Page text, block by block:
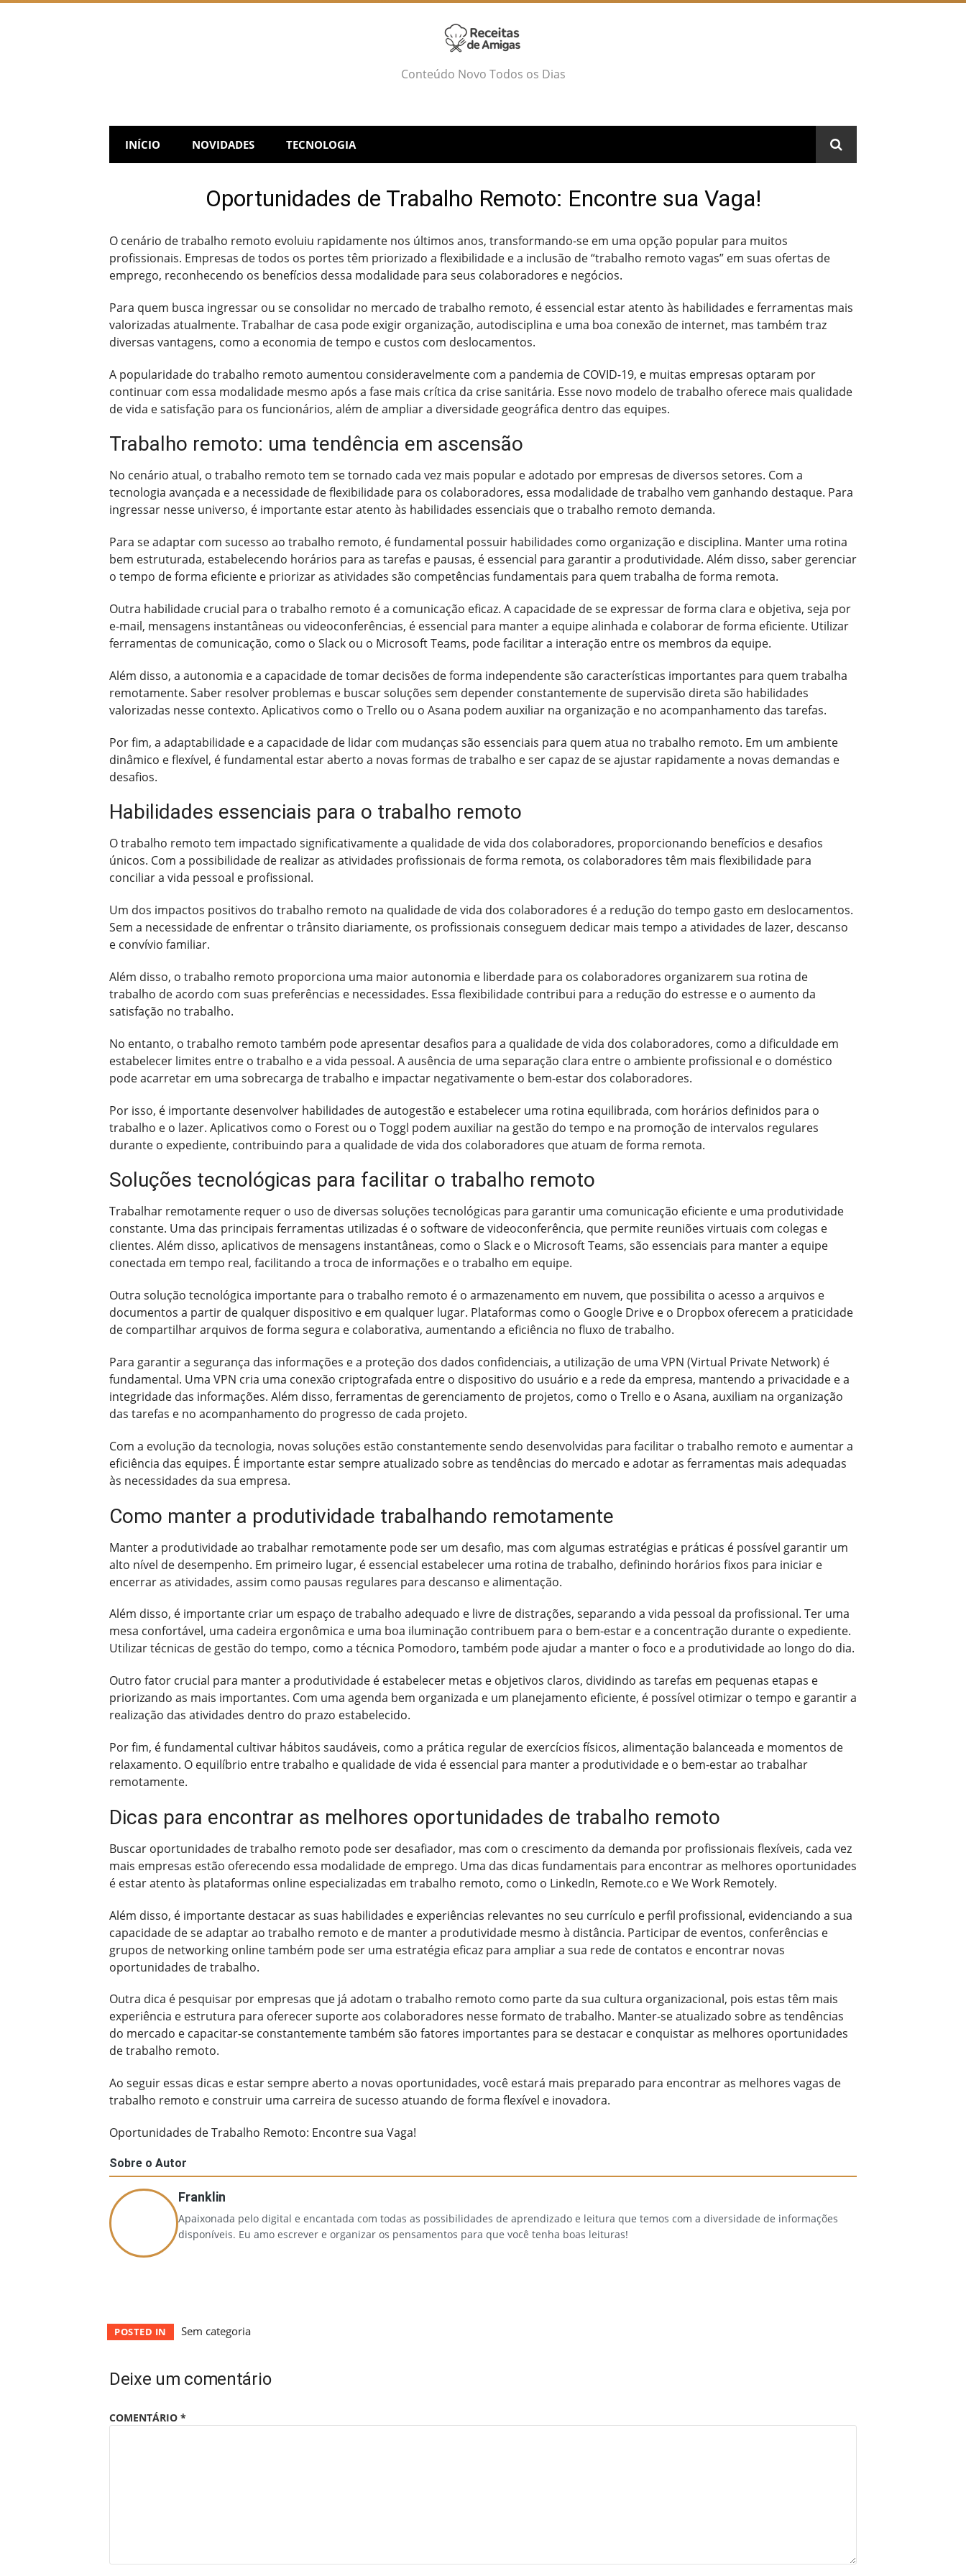
Skip
Conteúdo Novo Todos os Dias
INÍCIO NOVIDADES TECNOLOGIA
Oportunidades de Trabalho Remoto: Encontre sua Vaga!
O cenário de trabalho remoto evoluiu rapidamente nos últimos anos, transformando-se em uma opção popular para muitos
profissionais. Empresas de todos os portes têm priorizado a flexibilidade e a inclusão de “trabalho remoto vagas” em suas ofertas de
emprego, reconhecendo os benefícios dessa modalidade para seus colaboradores e negócios.
Para quem busca ingressar ou se consolidar no mercado de trabalho remoto, é essencial estar atento às habilidades e ferramentas mais
valorizadas atualmente. Trabalhar de casa pode exigir organização, autodisciplina e uma boa conexão de internet, mas também traz
diversas vantagens, como a economia de tempo e custos com deslocamentos.
A popularidade do trabalho remoto aumentou consideravelmente com a pandemia de COVID-19, e muitas empresas optaram por
continuar com essa modalidade mesmo após a fase mais crítica da crise sanitária. Esse novo modelo de trabalho oferece mais qualidade
de vida e satisfação para os funcionários, além de ampliar a diversidade geográfica dentro das equipes.
Trabalho remoto: uma tendência em ascensão
No cenário atual, o trabalho remoto tem se tornado cada vez mais popular e adotado por empresas de diversos setores. Com a
tecnologia avançada e a necessidade de flexibilidade para os colaboradores, essa modalidade de trabalho vem ganhando destaque. Para
ingressar nesse universo, é importante estar atento às habilidades essenciais que o trabalho remoto demanda.
Para se adaptar com sucesso ao trabalho remoto, é fundamental possuir habilidades como organização e disciplina. Manter uma rotina
bem estruturada, estabelecendo horários para as tarefas e pausas, é essencial para garantir a produtividade. Além disso, saber gerenciar
o tempo de forma eficiente e priorizar as atividades são competências fundamentais para quem trabalha de forma remota.
Outra habilidade crucial para o trabalho remoto é a comunicação eficaz. A capacidade de se expressar de forma clara e objetiva, seja por
e-mail, mensagens instantâneas ou videoconferências, é essencial para manter a equipe alinhada e colaborar de forma eficiente. Utilizar
ferramentas de comunicação, como o Slack ou o Microsoft Teams, pode facilitar a interação entre os membros da equipe.
Além disso, a autonomia e a capacidade de tomar decisões de forma independente são características importantes para quem trabalha
remotamente. Saber resolver problemas e buscar soluções sem depender constantemente de supervisão direta são habilidades
valorizadas nesse contexto. Aplicativos como o Trello ou o Asana podem auxiliar na organização e no acompanhamento das tarefas.
Por fim, a adaptabilidade e a capacidade de lidar com mudanças são essenciais para quem atua no trabalho remoto. Em um ambiente
dinâmico e flexível, é fundamental estar aberto a novas formas de trabalho e ser capaz de se ajustar rapidamente a novas demandas e
desafios.
Habilidades essenciais para o trabalho remoto
O trabalho remoto tem impactado significativamente a qualidade de vida dos colaboradores, proporcionando benefícios e desafios
únicos. Com a possibilidade de realizar as atividades profissionais de forma remota, os colaboradores têm mais flexibilidade para
conciliar a vida pessoal e profissional.
Um dos impactos positivos do trabalho remoto na qualidade de vida dos colaboradores é a redução do tempo gasto em deslocamentos.
Sem a necessidade de enfrentar o trânsito diariamente, os profissionais conseguem dedicar mais tempo a atividades de lazer, descanso
e convívio familiar.
Além disso, o trabalho remoto proporciona uma maior autonomia e liberdade para os colaboradores organizarem sua rotina de
trabalho de acordo com suas preferências e necessidades. Essa flexibilidade contribui para a redução do estresse e o aumento da
satisfação no trabalho.
No entanto, o trabalho remoto também pode apresentar desafios para a qualidade de vida dos colaboradores, como a dificuldade em
estabelecer limites entre o trabalho e a vida pessoal. A ausência de uma separação clara entre o ambiente profissional e o doméstico
pode acarretar em uma sobrecarga de trabalho e impactar negativamente o bem-estar dos colaboradores.
Por isso, é importante desenvolver habilidades de autogestão e estabelecer uma rotina equilibrada, com horários definidos para o
trabalho e o lazer. Aplicativos como o Forest ou o Toggl podem auxiliar na gestão do tempo e na promoção de intervalos regulares
durante o expediente, contribuindo para a qualidade de vida dos colaboradores que atuam de forma remota.
Soluções tecnológicas para facilitar o trabalho remoto
Trabalhar remotamente requer o uso de diversas soluções tecnológicas para garantir uma comunicação eficiente e uma produtividade
constante. Uma das principais ferramentas utilizadas é o software de videoconferência, que permite reuniões virtuais com colegas e
clientes. Além disso, aplicativos de mensagens instantâneas, como o Slack e o Microsoft Teams, são essenciais para manter a equipe
conectada em tempo real, facilitando a troca de informações e o trabalho em equipe.
Outra solução tecnológica importante para o trabalho remoto é o armazenamento em nuvem, que possibilita o acesso a arquivos e
documentos a partir de qualquer dispositivo e em qualquer lugar. Plataformas como o Google Drive e o Dropbox oferecem a praticidade
de compartilhar arquivos de forma segura e colaborativa, aumentando a eficiência no fluxo de trabalho.
Para garantir a segurança das informações e a proteção dos dados confidenciais, a utilização de uma VPN (Virtual Private Network) é
fundamental. Uma VPN cria uma conexão criptografada entre o dispositivo do usuário e a rede da empresa, mantendo a privacidade e a
integridade das informações. Além disso, ferramentas de gerenciamento de projetos, como o Trello e o Asana, auxiliam na organização
das tarefas e no acompanhamento do progresso de cada projeto.
Com a evolução da tecnologia, novas soluções estão constantemente sendo desenvolvidas para facilitar o trabalho remoto e aumentar a
eficiência das equipes. É importante estar sempre atualizado sobre as tendências do mercado e adotar as ferramentas mais adequadas
às necessidades da sua empresa.
Como manter a produtividade trabalhando remotamente
Manter a produtividade ao trabalhar remotamente pode ser um desafio, mas com algumas estratégias e práticas é possível garantir um
alto nível de desempenho. Em primeiro lugar, é essencial estabelecer uma rotina de trabalho, definindo horários fixos para iniciar e
encerrar as atividades, assim como pausas regulares para descanso e alimentação.
Além disso, é importante criar um espaço de trabalho adequado e livre de distrações, separando a vida pessoal da profissional. Ter uma
mesa confortável, uma cadeira ergonômica e uma boa iluminação contribuem para o bem-estar e a concentração durante o expediente.
Utilizar técnicas de gestão do tempo, como a técnica Pomodoro, também pode ajudar a manter o foco e a produtividade ao longo do dia.
Outro fator crucial para manter a produtividade é estabelecer metas e objetivos claros, dividindo as tarefas em pequenas etapas e
priorizando as mais importantes. Com uma agenda bem organizada e um planejamento eficiente, é possível otimizar o tempo e garantir a
realização das atividades dentro do prazo estabelecido.
Por fim, é fundamental cultivar hábitos saudáveis, como a prática regular de exercícios físicos, alimentação balanceada e momentos de
relaxamento. O equilíbrio entre trabalho e qualidade de vida é essencial para manter a produtividade e o bem-estar ao trabalhar
remotamente.
Dicas para encontrar as melhores oportunidades de trabalho remoto
Buscar oportunidades de trabalho remoto pode ser desafiador, mas com o crescimento da demanda por profissionais flexíveis, cada vez
mais empresas estão oferecendo essa modalidade de emprego. Uma das dicas fundamentais para encontrar as melhores oportunidades
é estar atento às plataformas online especializadas em trabalho remoto, como o LinkedIn, Remote.co e We Work Remotely.
Além disso, é importante destacar as suas habilidades e experiências relevantes no seu currículo e perfil profissional, evidenciando a sua
capacidade de se adaptar ao trabalho remoto e de manter a produtividade mesmo à distância. Participar de eventos, conferências e
grupos de networking online também pode ser uma estratégia eficaz para ampliar a sua rede de contatos e encontrar novas
oportunidades de trabalho.
Outra dica é pesquisar por empresas que já adotam o trabalho remoto como parte da sua cultura organizacional, pois estas têm mais
experiência e estrutura para oferecer suporte aos colaboradores nesse formato de trabalho. Manter-se atualizado sobre as tendências
do mercado e capacitar-se constantemente também são fatores importantes para se destacar e conquistar as melhores oportunidades
de trabalho remoto.
Ao seguir essas dicas e estar sempre aberto a novas oportunidades, você estará mais preparado para encontrar as melhores vagas de
trabalho remoto e construir uma carreira de sucesso atuando de forma flexível e inovadora.
Oportunidades de Trabalho Remoto: Encontre sua Vaga!
Sobre o Autor
Franklin
Apaixonada pelo digital e encantada com todas as possibilidades de aprendizado e leitura que temos com a diversidade de informações
disponíveis. Eu amo escrever e organizar os pensamentos para que você tenha boas leituras!
POSTED IN Sem categoria
Deixe um comentário
COMENTÁRIO *